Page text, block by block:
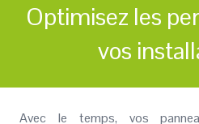
Optimisez les
vos
Avec le temps, vos